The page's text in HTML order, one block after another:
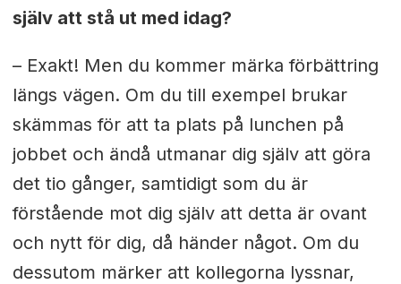
själv att stå ut med idag?
– Exakt! Men du kommer märka förbättring
längs vägen. Om du till exempel brukar
skämmas för att ta plats på lunchen på
jobbet och ändå utmanar dig själv att göra
det tio gånger, samtidigt som du är
förstående mot dig själv att detta är ovant
och nytt för dig, då händer något. Om du
dessutom märker att kollegorna lyssnar,